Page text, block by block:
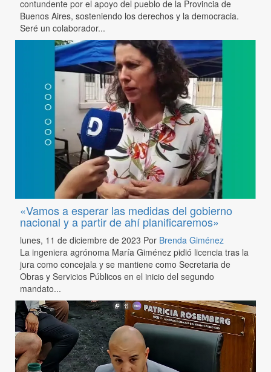
contundente por el apoyo del pueblo de la Provincia de
Buenos Aires, sosteniendo los derechos y la democracia.
Seré un colaborador...
«Vamos a esperar las medidas del gobierno
nacional y a partir de ahí planificaremos»
lunes, 11 de diciembre de 2023 Por Brenda Giménez
La ingeniera agrónoma María Giménez pidió licencia tras la
jura como concejala y se mantiene como Secretaria de
Obras y Servicios Públicos en el inicio del segundo
mandato...